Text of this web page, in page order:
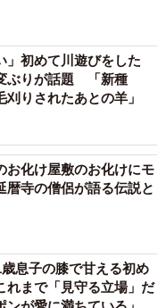
とが多いです。その
見えたので、まさか
まま投稿しました」
になるのですね。
こういった表情を見
ときにたまに見せた
にも、せわしなく動
見せるときがありま
」初めて川遊びをした
ぶりが話題 「新種
りされたあとの羊」
お化け屋敷のお化けにモ
寺の僧侶が語る伝説と
息子の膝で甘える初め
まで「見守る立場」だ